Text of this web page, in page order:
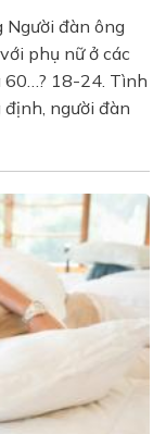
Người đàn ông
phụ nữ ở các
60…? 18-24. Tình
người đàn